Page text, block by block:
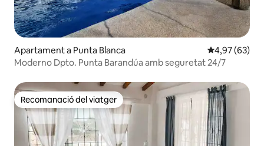
Apartament a Punta Blanca 4,97 de
4,97 (63)
Moderno Dpto. Punta Barandúa amb seguretat 24/7
Recomanació del viatger
Recomanació del viatger